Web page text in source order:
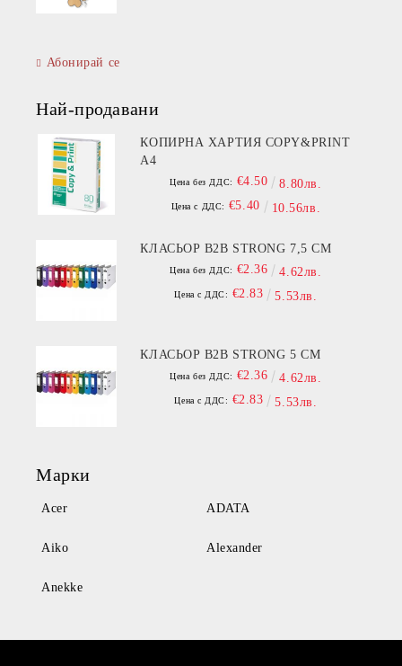
Абонирай се
Най-продавани
КОПИРНА ХАРТИЯ COPY&PRINT
A4
Цена без ДДС: €4.50 8.80лв.
Цена с ДДС: €5.40 10.56лв.
КЛАСЬОР B2B STRONG 7,5 СМ
Цена без ДДС: €2.36 4.62лв.
Цена с ДДС: €2.83 5.53лв.
КЛАСЬОР B2B STRONG 5 СМ
Цена без ДДС: €2.36 4.62лв.
Цена с ДДС: €2.83 5.53лв.
Марки
Acer ADATA
Aiko Alexander
Anekke